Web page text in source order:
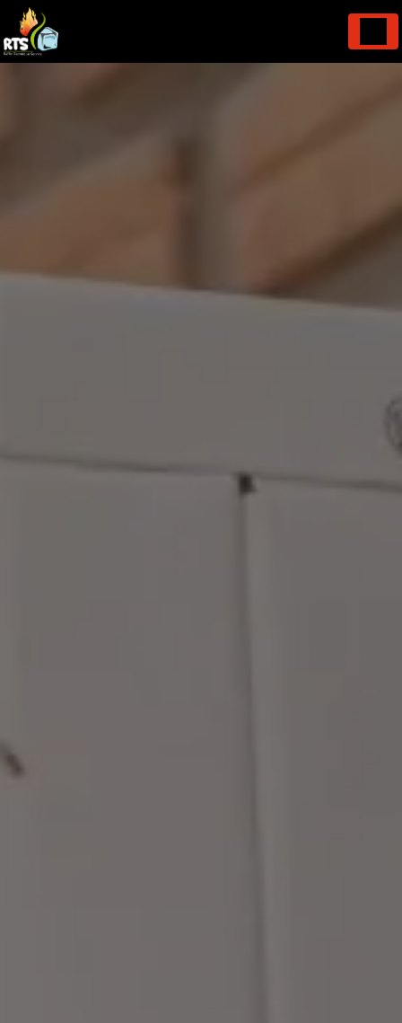
Panneau de gestion des cookies